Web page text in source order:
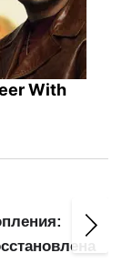
With